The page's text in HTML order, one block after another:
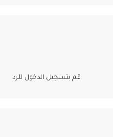
قم بتسجيل الدخول للرد